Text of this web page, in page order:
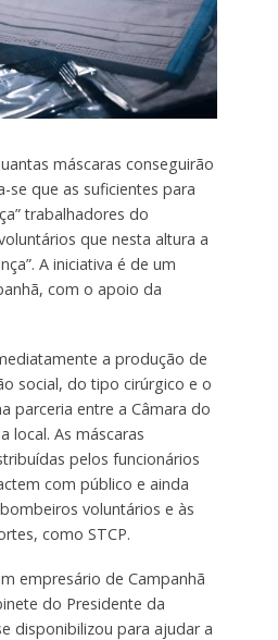
máscaras conseguirão
se que as suficientes para
trabalhadores do
que nesta altura a
A iniciativa é de um
com o apoio da
a produção de
social, do tipo cirúrgico e o
parceria entre a Câmara do
local. As máscaras
pelos funcionários
com público e ainda
voluntários e às
como STCP.
empresário de Campanhã
do Presidente da
disponibilizou para ajudar a